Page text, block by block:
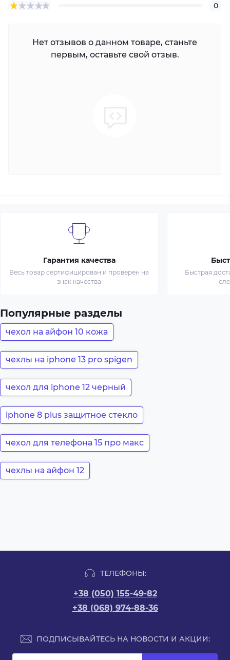
0
Нет отзывов о данном товаре, станьте
первым, оставьте свой отзыв.
Гарантия качества
Весь товар сертифицирован и проверен на
знак качества
Быстрая
Популярные разделы
чехол на айфон 10 кожа
чехлы на iphone 13 pro spigen
чехол для iphone 12 черный
iphone 8 plus защитное стекло
чехол для телефона 15 про макс
чехлы на айфон 12
ТЕЛЕФОНЫ:
+38 (050) 155-49-82
+38 (068) 974-88-36
ПОДПИСЫВАЙТЕСЬ НА НОВОСТИ И АКЦИИ: